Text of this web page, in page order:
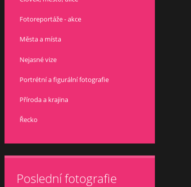
Fotoreportáže - akce
Města a místa
Nejasné vize
Portrétní a figurální fotografie
Příroda a krajina
Řecko
Poslední fotografie